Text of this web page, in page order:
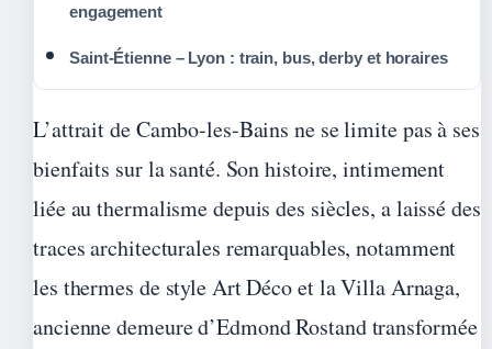
engagement
Saint-Étienne – Lyon : train, bus, derby et horaires
L’attrait de Cambo-les-Bains ne se limite pas à ses
bienfaits sur la santé. Son histoire, intimement
liée au thermalisme depuis des siècles, a laissé des
traces architecturales remarquables, notamment
les thermes de style Art Déco et la Villa Arnaga,
ancienne demeure d’Edmond Rostand transformée